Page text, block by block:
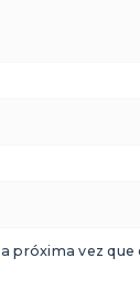
próxima vez que